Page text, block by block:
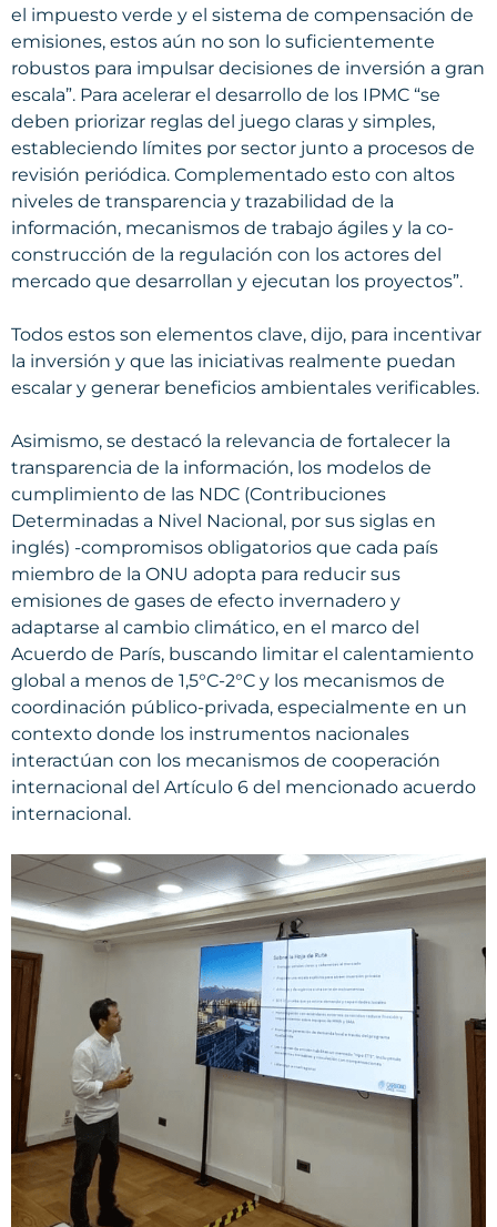
el impuesto verde y el sistema de compensación de
emisiones, estos aún no son lo suficientemente
robustos para impulsar decisiones de inversión a gran
escala”. Para acelerar el desarrollo de los IPMC “se
deben priorizar reglas del juego claras y simples,
estableciendo límites por sector junto a procesos de
revisión periódica. Complementado esto con altos
niveles de transparencia y trazabilidad de la
información, mecanismos de trabajo ágiles y la co-
construcción de la regulación con los actores del
mercado que desarrollan y ejecutan los proyectos”.
Todos estos son elementos clave, dijo, para incentivar
la inversión y que las iniciativas realmente puedan
escalar y generar beneficios ambientales verificables.
Asimismo, se destacó la relevancia de fortalecer la
transparencia de la información, los modelos de
cumplimiento de las NDC (Contribuciones
Determinadas a Nivel Nacional, por sus siglas en
inglés) -compromisos obligatorios que cada país
miembro de la ONU adopta para reducir sus
emisiones de gases de efecto invernadero y
adaptarse al cambio climático, en el marco del
Acuerdo de París, buscando limitar el calentamiento
global a menos de 1,5°C-2°C y los mecanismos de
coordinación público-privada, especialmente en un
contexto donde los instrumentos nacionales
interactúan con los mecanismos de cooperación
internacional del Artículo 6 del mencionado acuerdo
internacional.